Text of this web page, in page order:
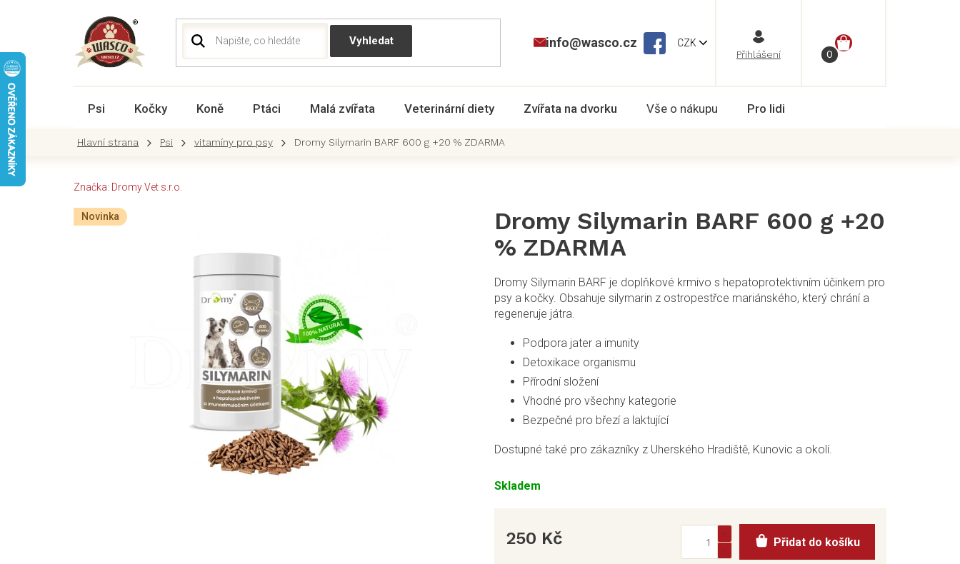
CZK
NÁKUPNÍ
info@wasco.cz
Psi Kočky Koně Ptáci Malá zvířata Veterinární diety Zvířata na dvorku Vše o nákupu Pro lidi
Psi vitamíny pro psy Dromy Silymarin BARF 600 g +20 % ZDARMA
Značka: Dromy Vet s.r.o.
Novinka
Skladem
Dromy Silymarin BARF je doplňkové krmivo s hepatoprotektivním účinkem pro
psy a kočky. Obsahuje silymarin z ostropestřce mariánského, který chrání a
regeneruje játra.
Podpora jater a imunity
Detoxikace organismu
Přírodní složení
Vhodné pro všechny kategorie
Bezpečné pro březí a laktující
Dostupné také pro zákazníky z Uherského Hradiště, Kunovic a okolí.
Dromy Silymarin BARF 600 g +20
% ZDARMA
250 Kč Přidat do košíku